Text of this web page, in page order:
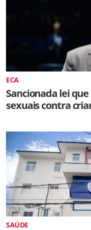
ECA
Sancionada lei
sexuais contra
SAÚDE